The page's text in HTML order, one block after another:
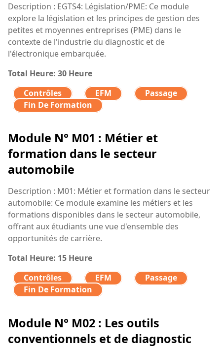
Description : EGTS4: Législation/PME: Ce module
explore la législation et les principes de gestion des
petites et moyennes entreprises (PME) dans le
contexte de l'industrie du diagnostic et de
l'électronique embarquée.
Total Heure: 30 Heure
Contrôles
EFM
Passage
Fin De Formation
Module N° M01 : Métier et
formation dans le secteur
automobile
Description : M01: Métier et formation dans le secteur
automobile: Ce module examine les métiers et les
formations disponibles dans le secteur automobile,
offrant aux étudiants une vue d'ensemble des
opportunités de carrière.
Total Heure: 15 Heure
Contrôles
EFM
Passage
Fin De Formation
Module N° M02 : Les outils
conventionnels et de diagnostic